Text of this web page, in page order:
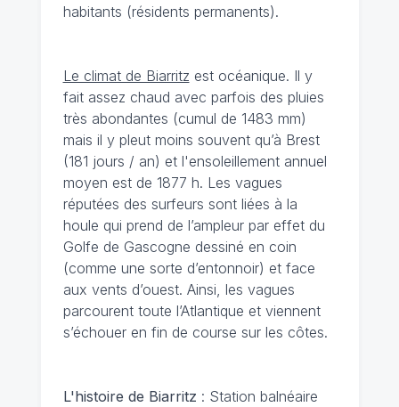
habitants (résidents permanents).
Le climat de Biarritz est océanique. Il y
fait assez chaud avec parfois des pluies
très abondantes (cumul de 1483 mm)
mais il y pleut moins souvent qu’à Brest
(181 jours / an) et l'ensoleillement annuel
moyen est de 1877 h. Les vagues
réputées des surfeurs sont liées à la
houle qui prend de l’ampleur par effet du
Golfe de Gascogne dessiné en coin
(comme une sorte d’entonnoir) et face
aux vents d’ouest. Ainsi, les vagues
parcourent toute l’Atlantique et viennent
s’échouer en fin de course sur les côtes.
L'histoire de Biarritz : Station balnéaire